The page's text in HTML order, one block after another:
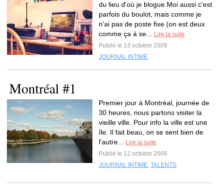
du lieu d'où je blogue.Moi aussi c'est
parfois du boulot, mais comme je
n'ai pas de poste fixe (on est deux
comme ça à se...
Lire la suite
Publié le 13 octobre 2009
JOURNAL INTIME
Montréal #1
Premier jour à Montréal, journée de
30 heures, nous partons visiter la
vieille ville. Pour info la ville est une
île. Il fait beau, on se sent bien de
l'autre...
Lire la suite
Publié le 12 octobre 2009
JOURNAL INTIME, TALENTS